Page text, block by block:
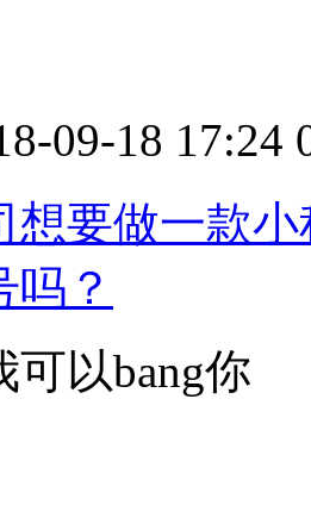
09-18 17:24
想要做一款
吗？
可以bang你